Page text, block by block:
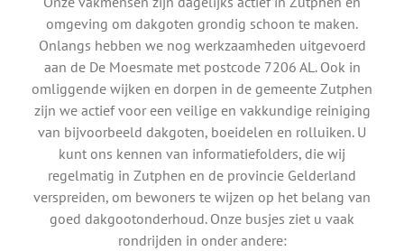
omgeving om dakgoten grondig schoon te maken.
Onlangs hebben we nog werkzaamheden uitgevoerd
aan de De Moesmate met postcode 7206 AL. Ook in
omliggende wijken en dorpen in de gemeente Zutphen
zijn we actief voor een veilige en vakkundige reiniging
van bijvoorbeeld dakgoten, boeidelen en rolluiken. U
kunt ons kennen van informatiefolders, die wij
regelmatig in Zutphen en de provincie Gelderland
verspreiden, om bewoners te wijzen op het belang van
goed dakgootonderhoud. Onze busjes ziet u vaak
rondrijden in onder andere: